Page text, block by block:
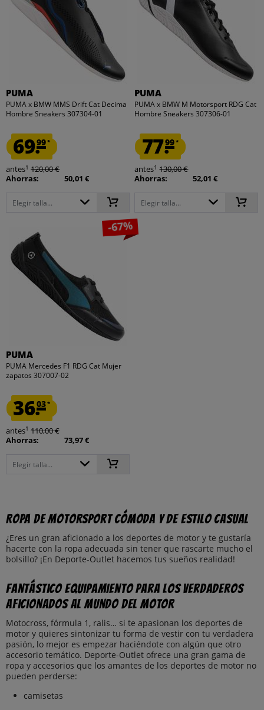
PUMA
PUMA x BMW MMS Drift Cat Decima
Hombre Sneakers 307304-01
69.99*
antes1 120,00 €
Ahorras:
50,01 €
Elegir talla...
PUMA
PUMA x BMW M Motorsport RDG Cat
Hombre Sneakers 307306-01
77.99*
antes1 130,00 €
Ahorras:
52,01 €
Elegir talla...
-67%
PUMA
PUMA Mercedes F1 RDG Cat Mujer
zapatos 307007-02
36.03*
antes1 110,00 €
Ahorras:
73,97 €
Elegir talla...
Ropa de motorsport cómoda y de estilo casual
¿Eres un gran aficionado a los deportes de motor y te gustaría
hacerte con la ropa adecuada sin tener que rascarte mucho el
bolsillo? ¡En Deporte-Outlet hacemos tus sueños realidad!
Fantástico equipamiento para los verdaderos
aficionados al mundo del motor
Motocross, fórmula 1, ralis… si te apasionan los deportes de
motor y quieres sintonizar tu forma de vestir con tu verdadera
pasión, lo mejor es empezar haciéndote con algún que otro
accesorio temático. Deporte-Outlet ofrece una gran gama de
ropa y accesorios que los amantes de los deportes de motor no
pueden perderse:
camisetas